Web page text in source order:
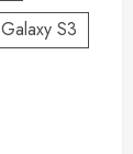
Galaxy S3